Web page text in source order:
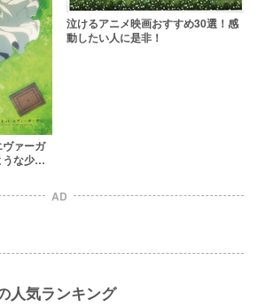
ァーガ
な少女
泣けるアニメ映画おすすめ30選！感
動したい人に是非！
AD
人気ランキング